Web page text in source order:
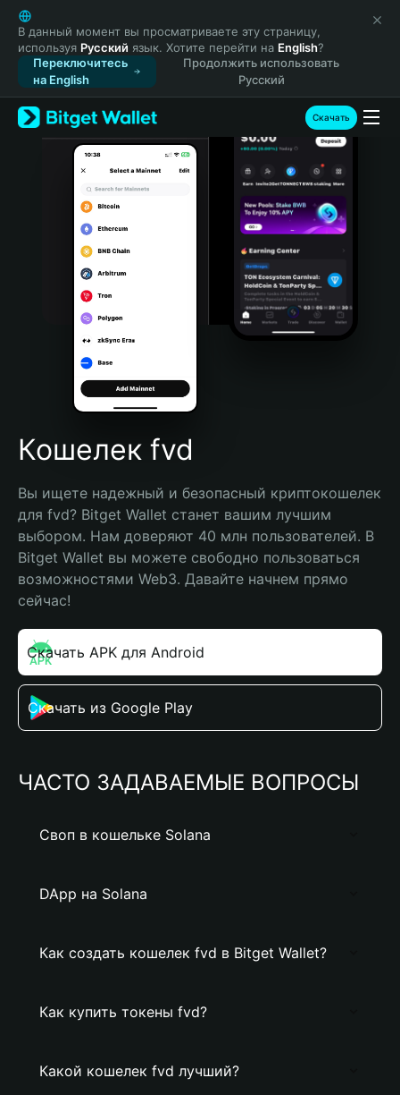
English
日本語
Tiếng Việt
Русский
Español (Latinoamérica)
Türkçe
Italiano
Português (Portugal)
Bahasa Indonesia
Português (Brasil)
Español (Argentina)
В данный момент вы просматриваете эту страницу,
используя Русский язык. Хотите перейти на English?
Переключитесь
на English
Продолжить использовать
Русский
Скачать
Кошелек fvd
Вы ищете надежный и безопасный криптокошелек
для fvd? Bitget Wallet станет вашим лучшим
выбором. Нам доверяют 40 млн пользователей. В
Bitget Wallet вы можете свободно пользоваться
возможностями Web3. Давайте начнем прямо
сейчас!
Скачать APK для Android
Скачать из Google Play
ЧАСТО ЗАДАВАЕМЫЕ ВОПРОСЫ
Своп в кошельке Solana
DApp на Solana
Как создать кошелек fvd в Bitget Wallet?
Как купить токены fvd?
Какой кошелек fvd лучший?